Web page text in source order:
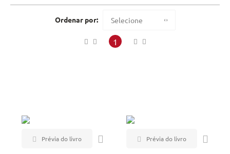
UFRGS (2)
Ordenar por: Selecione
Maior preço
1